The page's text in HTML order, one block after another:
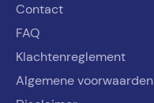
Contact
FAQ
Klachtenreglement
Algemene voorwaarden